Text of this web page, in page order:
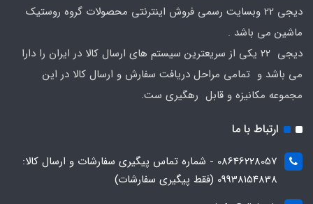
دیجی 22 وبسایت رسمی فروش اینترنتی محصولات گروه روستیک
ماشین می باشد .
دیجی 22 یکی از سریعترین سیستم های ارسال کالا در ایران را دارا
می باشد و تمامی مراحل دریافت سفارش و ارسال کالا در این
مجموعه مکانیزه و قابل رهگیری ست.
ارتباط با ما
08646228057 - شماره تماس پیگیری سفارشات و ارسال کالا:
09938154838 (فقط پیگیری سفارشات)